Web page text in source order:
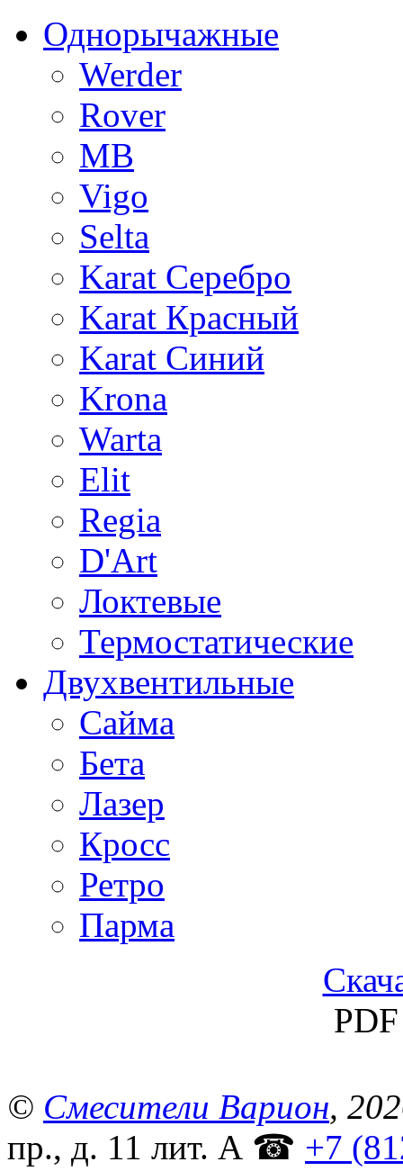
Однорычажные
Werder
Rover
MB
Vigo
Selta
Karat Серебро
Karat Красный
Karat Синий
Krona
Warta
Elit
Regia
D'Art
Локтевые
Термостатические
Двухвентильные
Сайма
Бета
Лазер
Кросс
Ретро
Парма
© Смесители Варион,
пр., д. 11 лит. А ☎ +7